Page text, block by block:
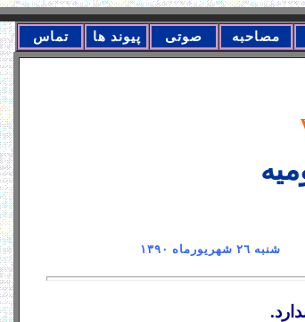
تماس پیوند ها صوتی مصاحبه
١٣٩٠